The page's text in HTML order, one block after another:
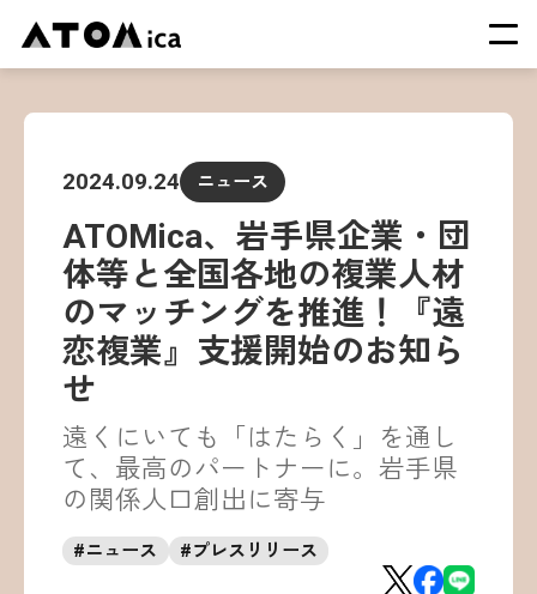
会社概要
サービス
運営施設一覧
ニュース
イベント
採用情報
お問い合わせ
2024.09.24 ニュース
ATOMica、岩手県企業・団
体等と全国各地の複業人材
のマッチングを推進！『遠
恋複業』支援開始のお知ら
せ
遠くにいても「はたらく」を通し
て、最高のパートナーに。岩手県
の関係人口創出に寄与
#ニュース #プレスリリース